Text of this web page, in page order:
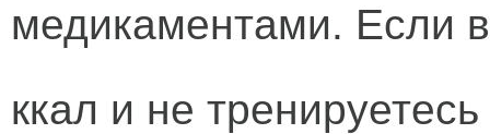
медикаментами. Если
ккал и не